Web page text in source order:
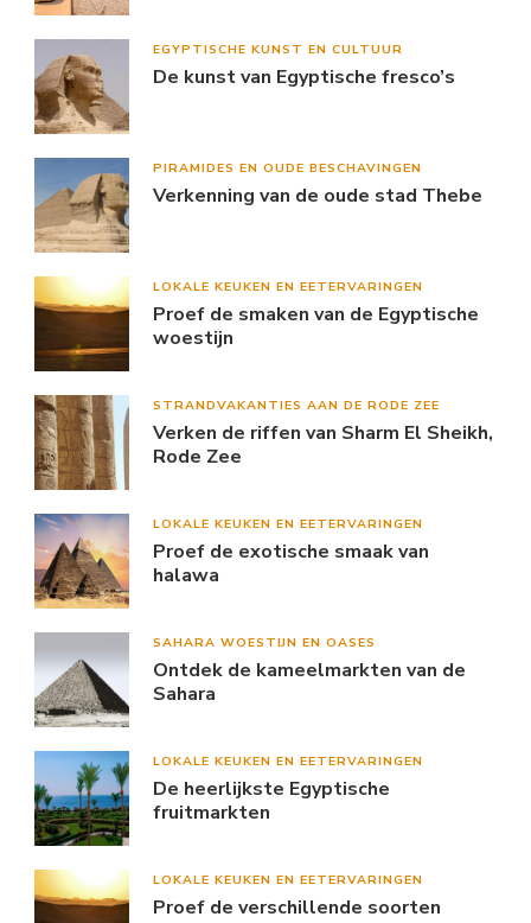
EGYPTISCHE KUNST EN CULTUUR
De kunst van Egyptische fresco’s
PIRAMIDES EN OUDE BESCHAVINGEN
Verkenning van de oude stad Thebe
LOKALE KEUKEN EN EETERVARINGEN
Proef de smaken van de Egyptische
woestijn
STRANDVAKANTIES AAN DE RODE ZEE
Verken de riffen van Sharm El Sheikh,
Rode Zee
LOKALE KEUKEN EN EETERVARINGEN
Proef de exotische smaak van
halawa
SAHARA WOESTIJN EN OASES
Ontdek de kameelmarkten van de
Sahara
LOKALE KEUKEN EN EETERVARINGEN
De heerlijkste Egyptische
fruitmarkten
LOKALE KEUKEN EN EETERVARINGEN
Proef de verschillende soorten